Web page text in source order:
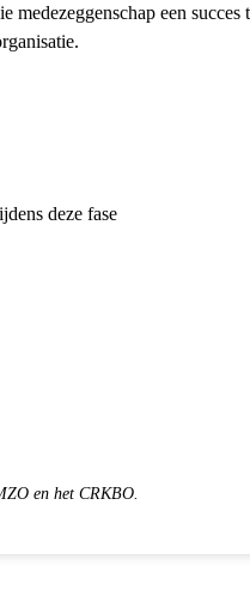
medezeggenschap een
deze fase
en het CRKBO.